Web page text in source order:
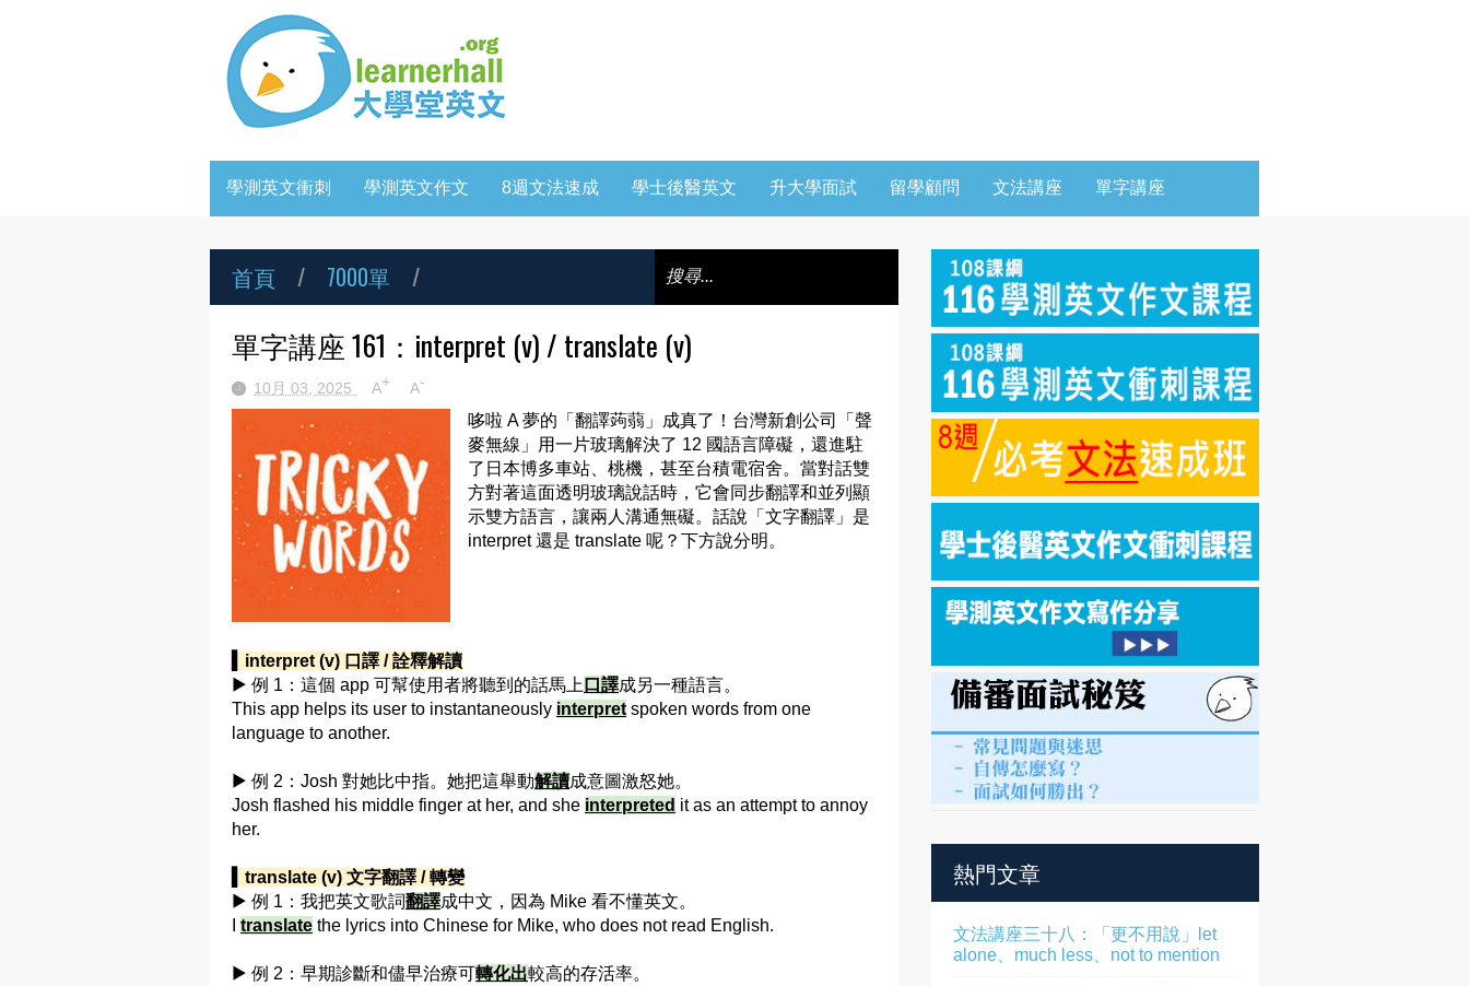
學測英文衝刺 學測英文作文 8週文法速成 學士後醫英文 升大學面試 留學顧問 文法講座 單字講座
首頁 / 7000單 /
單字講座 161：interpret (v) / translate (v)
10月 03, 2025 A+ A-
哆啦 A 夢的「翻譯蒟蒻」成真了！台灣新創公司「聲
麥無線」用一片玻璃解決了 12 國語言障礙，還進駐
了日本博多車站、桃機，甚至台積電宿舍。當對話雙
方對著這面透明玻璃說話時，它會同步翻譯和並列顯
示雙方語言，讓兩人溝通無礙。話說「文字翻譯」是
interpret 還是 translate 呢？下方說分明。
▍interpret (v) 口譯 / 詮釋解讀
▶ 例 1：這個 app 可幫使用者將聽到的話馬上 口譯成另一種語言。
This app helps its user to instantaneously interpret spoken words from one
language to another.
▶ 例 2：Josh 對她比中指。她把這舉動解讀成意圖激怒她。
Josh flashed his middle finger at her, and she interpreted it as an attempt to annoy
her.
▍translate (v) 文字翻譯 / 轉變
▶ 例 1：我把英文歌詞翻譯成中文，因為 Mike 看不懂英文。
translate the lyrics into Chinese for Mike, who does not read English.
▶ 例 2：早期診斷和儘早治療可轉化出較高的存活率。
熱門文章
文法講座三十八：「更不用說」let
alone、much less、not to mention